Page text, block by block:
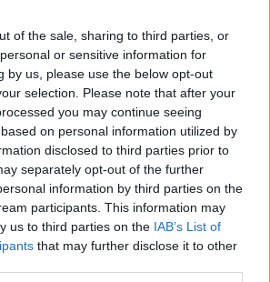
of the sale, sharing to third parties, or
or sensitive information for
by us, please use the below opt-out
selection. Please note that after your
you may continue seeing
on personal information utilized by
disclosed to third parties prior to
separately opt-out of the further
information by third parties on the
participants. This information may
us to third parties on the IAB’s List of
that may further disclose it to other